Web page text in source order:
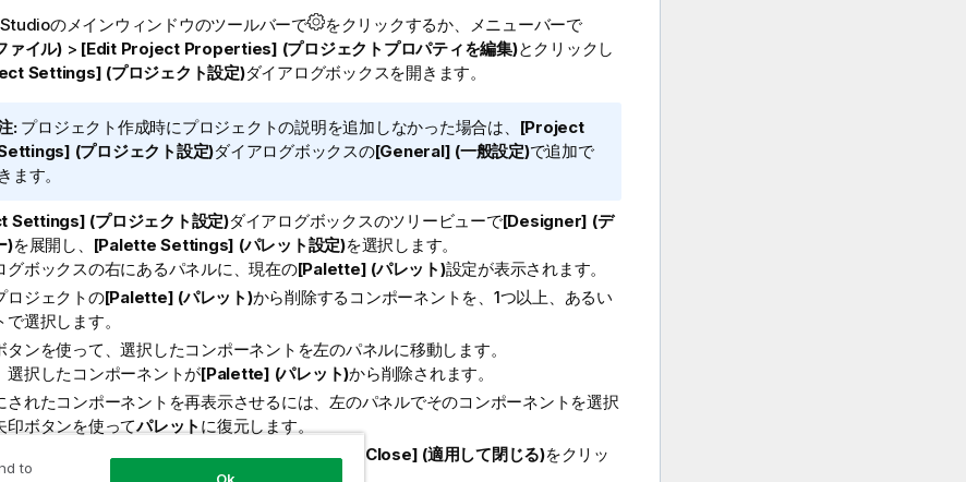
のメインウィンドウのツールバーで
をクリックするか、メニューバーで
ァイル)> [Edit Project Properties] (プロジェクトプロパティを編集)とクリックし
Settings] (プロジェクト設定)ダイアログボックスを開きます。
メ
:プロジェクト作成時にプロジェクトの説明を追加しなかった場合は、 [Project
(プロジェクト設定)ダイアログボックスの[General] (一般設定)で追加で
きます。
Settings] (プロジェクト設定)ダイアログボックスのツリービューで[Designer] (デ
)を展開し、 [Palette Settings] (パレット設定)を選択します。
グボックスの右にあるパネルに、現在の[Palette] (パレット)設定が表示されます。
ロジェクトの[Palette] (パレット)から削除するコンポーネントを、1つ以上、あるい
で選択します。
タンを使って、選択したコンポーネントを左のパネルに移動します。
選択したコンポーネントが[Palette] (パレット)から削除されます。
されたコンポーネントを再表示させるには、左のパネルでそのコンポーネントを選択
印ボタンを使ってパレット に復元します。
をクリックして変更を確定し、[Apply and Close] (適用して閉じる)をクリッ
to